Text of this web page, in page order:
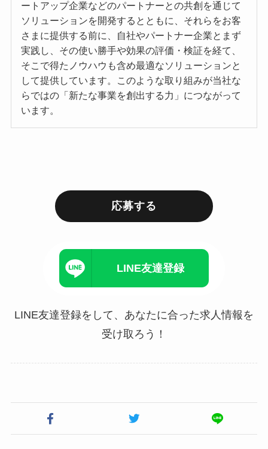
ートアップ企業などのパートナーとの共創を通じて
ソリューションを開発するとともに、それらをお客
さまに提供する前に、自社やパートナー企業とまず
実践し、その使い勝手や効果の評価・検証を経て、
そこで得たノウハウも含め最適なソリューションと
して提供しています。このような取り組みが当社な
らではの「新たな事業を創出する力」につながって
います。
応募する
LINE友達登録
LINE友達登録をして、あなたに合った求人情報を
受け取ろう！